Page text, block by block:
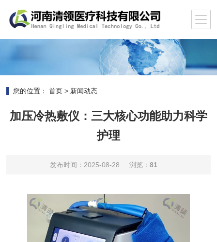
您的位置： 首页 > 新闻动态
加压冷热敷仪：三大核心功能助力科学
护理​
发布时间：2025-08-28 浏览： 81